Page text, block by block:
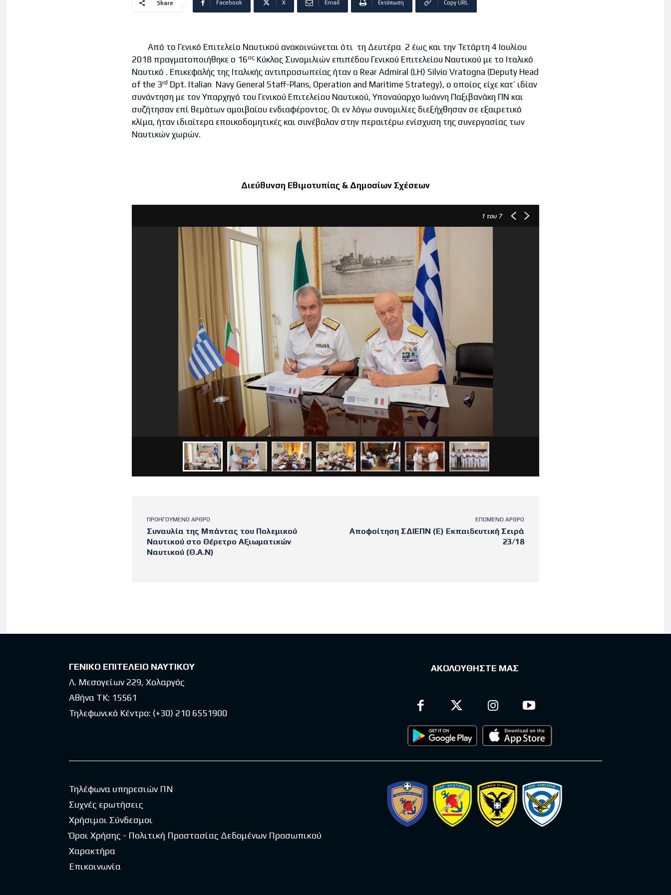
Share Facebook X Email Εκτύπωση Copy URL
Από το Γενικό Επιτελείο Ναυτικού ανακοινώνεται ότι τη Δευτέρα 2 έως και την Τετάρτη 4 Ιουλίου
2018 πραγματοποιήθηκε ο 16ος Κύκλος Συνομιλιών επιπέδου Γενικού Επιτελείου Ναυτικού με το Ιταλικό
Ναυτικό . Επικεφαλής της Ιταλικής αντιπροσωπείας ήταν ο Rear Admiral (LH) Silvio Vratogna (Deputy Head
of the 3rd Dpt. Italian Navy General Staff-Plans, Operation and Maritime Strategy), ο οποίος είχε κατ’ ιδίαν
συνάντηση με τον Υπαρχηγό του Γενικού Επιτελείου Ναυτικού, Υποναύαρχο Ιωάννη Παξιβανάκη ΠΝ και
συζήτησαν επί θεμάτων αμοιβαίου ενδιαφέροντος. Οι εν λόγω συνομιλίες διεξήχθησαν σε εξαιρετικό
κλίμα, ήταν ιδιαίτερα εποικοδομητικές και συνέβαλαν στην περαιτέρω ενίσχυση της συνεργασίας των
Ναυτικών χωρών.
Διεύθυνση Εθιμοτυπίας & Δημοσίων Σχέσεων
1 του 7
ΠΡΟΗΓΟΎΜΕΝΟ ΆΡΘΡΟ
Συναυλία της Μπάντας του Πολεμικού
Ναυτικού στο Θέρετρο Αξιωματικών
Ναυτικού (Θ.Α.Ν)
ΕΠΌΜΕΝΟ ΆΡΘΡΟ
Αποφοίτηση ΣΔΙΕΠΝ (Ε) Εκπαιδευτική Σειρά
23/18
ΓΕΝΙΚΟ ΕΠΙΤΕΛΕΙΟ ΝΑΥΤΙΚΟΥ
Λ. Μεσογείων 229, Χολαργός
Αθήνα ΤΚ: 15561
Τηλεφωνικό Κέντρο: (+30) 210 6551900
ΑΚΟΛΟΥΘΗΣΤΕ ΜΑΣ
Τηλέφωνα υπηρεσιών ΠΝ
Συχνές ερωτήσεις
Χρήσιμοι Σύνδεσμοι
Όροι Χρήσης - Πολιτική Προστασίας Δεδομένων Προσωπικού
Χαρακτήρα
Επικοινωνία